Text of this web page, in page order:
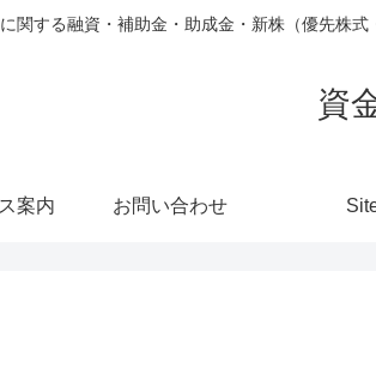
関する融資・補助金・助成金・新株（優先株
資
案内 お問い合わせ